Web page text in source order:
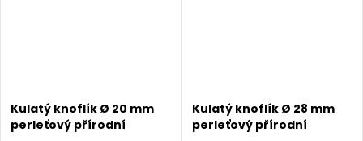
Kulatý knoflík Ø 20 mm
perleťový přírodní
Kulatý knoflík Ø 28 mm
perleťový přírodní